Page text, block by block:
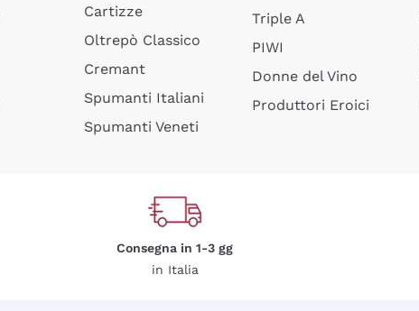
Cartizze
Oltrepò Classico
Cremant
Spumanti Italiani
Spumanti Veneti
Triple A
PIWI
Donne del Vino
Produttori Eroici
Consegna in 1-3 gg
in Italia